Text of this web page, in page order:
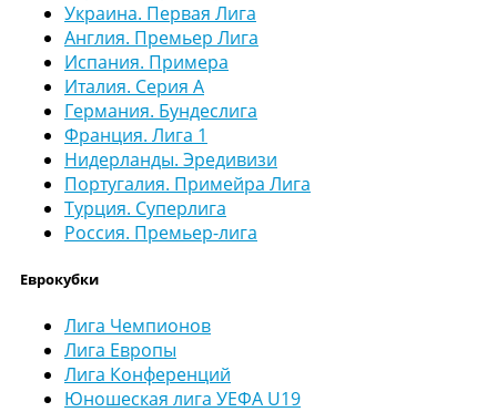
Украина. Первая Лига
Англия. Премьер Лига
Испания. Примера
Италия. Серия А
Германия. Бундеслига
Франция. Лига 1
Нидерланды. Эредивизи
Португалия. Примейра Лига
Турция. Суперлига
Россия. Премьер-лига
Еврокубки
Лига Чемпионов
Лига Европы
Лига Конференций
Юношеская лига УЕФА U19